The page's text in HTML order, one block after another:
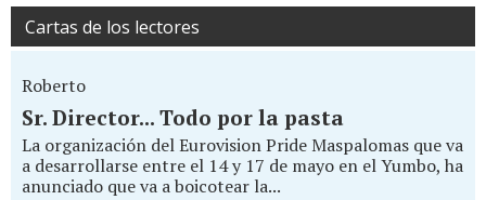
Cartas de los lectores
Roberto
Sr. Director... Todo por la pasta
La organización del Eurovision Pride Maspalomas que va
a desarrollarse entre el 14 y 17 de mayo en el Yumbo, ha
anunciado que va a boicotear la...